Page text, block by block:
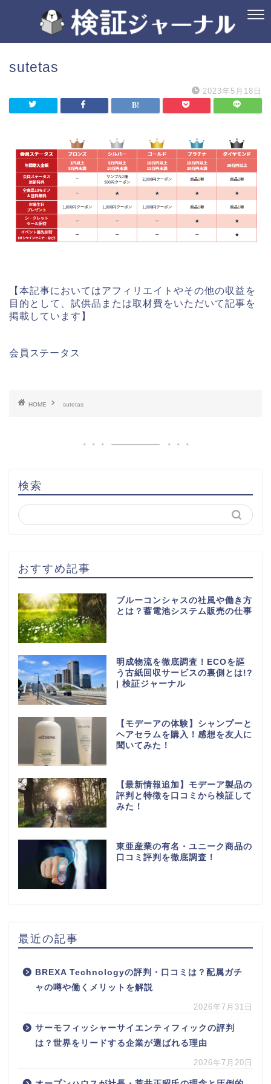
sutetas
2023年5月18日
【本記事においてはアフィリエイトやその他の収益を
目的として、試供品または取材費をいただいて記事を
掲載しています】
会員ステータス
HOME sutetas
検索
おすすめ記事
ブルーコンシャスの社風や働き方
とは？蓄電池システム販売の仕事
明成物流を徹底調査！ECOを謳
う古紙回収サービスの裏側とは!?
| 検証ジャーナル
【モデーアの体験】シャンプーと
ヘアセラムを購入！感想を友人に
聞いてみた！
【最新情報追加】モデーア製品の
評判と特徴を口コミから検証して
みた！
東亜産業の有名・ユニーク商品の
口コミ評判を徹底調査！
最近の記事
BREXA Technologyの評判・口コミは？配属ガチ
ャの噂や働くメリットを解説
2026年7月31日
サーモフィッシャーサイエンティフィックの評判
は？世界をリードする企業が選ばれる理由
2026年7月20日